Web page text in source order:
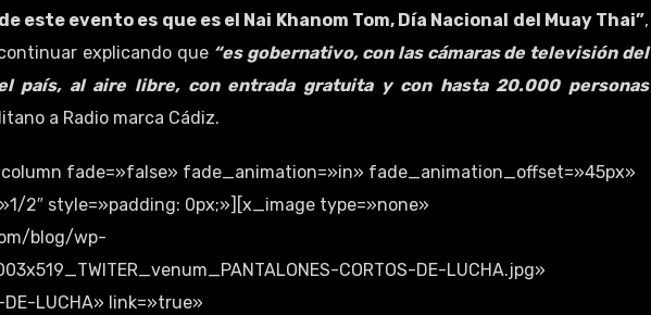
este evento es que es el Nai Khanom Tom, Día Nacional del Muay Thai”,
explicando que “es gobernativo, con las cámaras de televisión del
país, al aire libre, con entrada gratuita y con hasta 20.000 personas
a Radio marca Cádiz.
fade=»false» fade_animation=»in» fade_animation_offset=»45px»
2″ style=»padding: 0px;»][x_image type=»none»
blog/wp-
CORTOS-DE-LUCHA.jpg»
DE-LUCHA» link=»true»